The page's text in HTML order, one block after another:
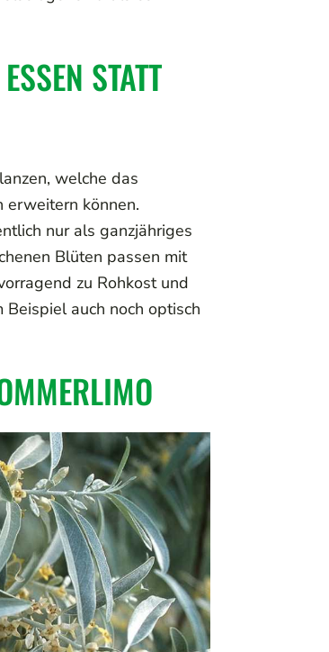
STATT
welche das
erweitern können.
nur als ganzjähriges
Blüten passen mit
zu Rohkost und
auch noch optisch